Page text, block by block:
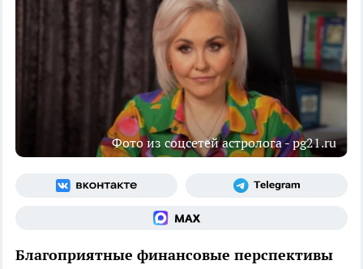
Фото из соцсетей астролога - pg21.ru
Благоприятные финансовые перспективы